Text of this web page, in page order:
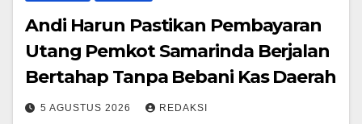
Andi Harun Pastikan Pembayaran
Utang Pemkot Samarinda Berjalan
Bertahap Tanpa Bebani Kas Daerah
5 AGUSTUS 2026 REDAKSI